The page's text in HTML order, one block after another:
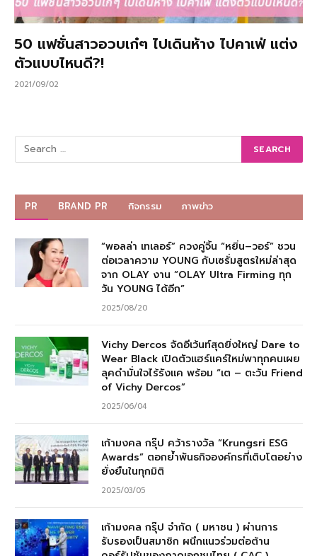
50 แฟชั่นสาวอวบเก๋ๆ ไปเดินห้าง ไปคาเฟ่ แต่ง
ตัวแบบไหนดี?!
2021/09/02
PR BRAND PR กิจกรรม ภาพข่าว
“พอลล่า เทเลอร์” ควงคู่จิ้น “หยิ่น–วอร์” ชวน
ต่อเวลาความ YOUNG กับเซรั่มสูตรใหม่ล่าสุด
จาก OLAY งาน “OLAY Ultra Firming ทุก
วัน YOUNG ได้อีก”
2025/08/20
Vichy Dercos จัดอีเว้นท์สุดยิ่งใหญ่ Dare to
Wear Black เปิดตัวแฮร์แคร์ใหม่พาทุกคนเผย
ลุคดำมั่นใจไร้รังแค พร้อม “เต – ตะวัน Friend
of Vichy Dercos”
2025/06/04
เก้ามงคล กรุ๊ป คว้ารางวัล “Krungsri ESG
Awards” ตอกย้ำพันธกิจองค์กรที่เติบโตอย่าง
ยั่งยืนในทุกมิติ
2025/03/05
เก้ามงคล กรุ๊ป จำกัด ( มหาชน ) ผ่านการ
รับรองเป็นสมาชิก ผนึกแนวร่วมต่อต้าน